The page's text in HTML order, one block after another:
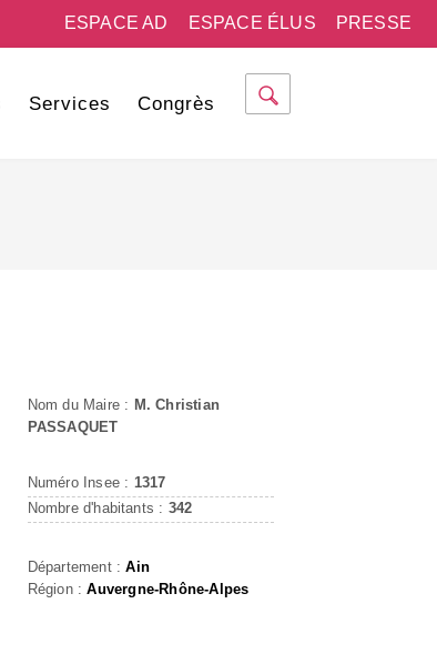
PRESSE
ESPACE ÉLUS
ESPACE AD
Services Congrès
Nom du Maire : M. Christian
PASSAQUET
Numéro Insee : 1317
Nombre d'habitants : 342
Département :Ain
Région :Auvergne-Rhône-Alpes